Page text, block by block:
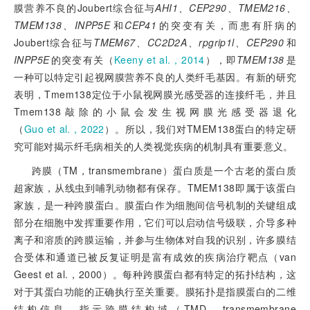
膜营养不良的Joubert综合征与AHI1、CEP290、TMEM216、
TMEM138、INPP5E 和 CEP41 的突变有关，而患有肝病的
Joubert综合征与TMEM67、CC2D2A、rpgrip1l、CEP290 和
INPP5E的突变有关（ Keeny et al.，2014 ），即TMEM138 是
一种可以特定引起视网膜营养不良的人类纤毛基因。有新的研究
表明，Tmem138定位于小鼠视网膜光感受器的连接纤毛，并且
Tmem138敲除的小鼠会发生视网膜光感受器退化
（Guo et al.，2022 ）。所以，我们对TMEM138蛋白的特定研
究可能对揭示纤毛病相关的人类视觉疾病的机制具有重要意义。
跨膜（TM，transmembrane）蛋白质是一个古老的蛋白质
超家族，从线虫到哺乳动物都有保存。TMEM138即属于该蛋白
家族，是一种跨膜蛋白。膜蛋白作为细胞间信号机制的关键组成
部分在细胞中发挥重要作用，它们可以启动信号级联，介导多种
离子和溶质的跨膜运输，并参与生物体对自我的识别，许多膜结
合受体和通道已被反复证明是富有成效的疾病治疗靶点（van
Geest et al.，2000）。每种跨膜蛋白都有特定的拓扑结构，这
对于其蛋白功能的正确执行至关重要。膜拓扑是指膜蛋白的二维